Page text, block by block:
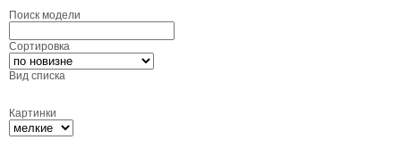
Поиск модели
Сортировка
Вид списка
Картинки